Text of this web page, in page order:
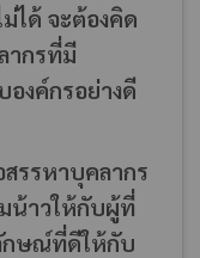
ได้ จะต้องคิด
ากรที่มี
งค์กรอย่างดี
รรหาบุคลากร
น้าวให้กับผู้ที่
กษณ์ที่ดีให้กับ